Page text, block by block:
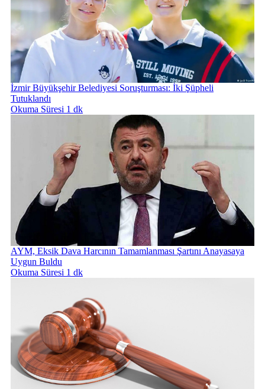
İzmir Büyükşehir Belediyesi Soruşturması: İki Şüpheli
Tutuklandı
Okuma Süresi 1 dk
AYM, Eksik Dava Harcının Tamamlanması Şartını Anayasaya
Uygun Buldu
Okuma Süresi 1 dk